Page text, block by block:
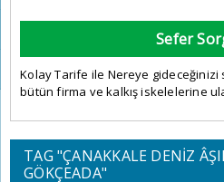
Sefer
Kolay Tarife ile Nereye gideceğinizi
bütün firma ve kalkış iskelelerine
TAG "ÇANAKKALE DENIZ
GÖKÇEADA"